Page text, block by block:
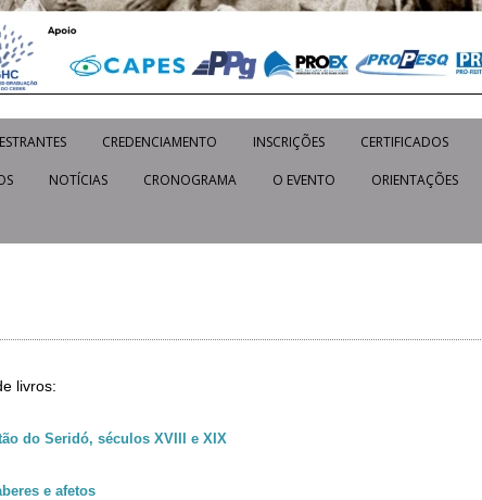
CREDENCIAMENTO INSCRIÇÕES CERTIFICADOS
NOTÍCIAS CRONOGRAMA O EVENTO ORIENTAÇÕES
livros:
do Seridó, séculos XVIII e XIX
e afetos